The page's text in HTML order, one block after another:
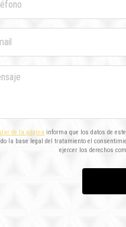
de la página informa que los datos de
la base legal del tratamiento el
ejercer los derechos